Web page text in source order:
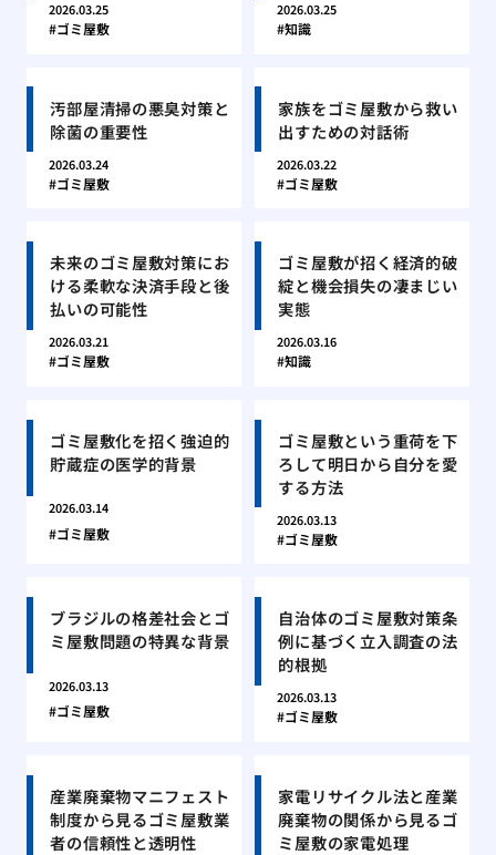
2026.03.25
ゴミ屋敷
2026.03.25
知識
汚部屋清掃の悪臭対策と
除菌の重要性
2026.03.24
ゴミ屋敷
家族をゴミ屋敷から救い
出すための対話術
2026.03.22
ゴミ屋敷
未来のゴミ屋敷対策にお
ける柔軟な決済手段と後
払いの可能性
2026.03.21
ゴミ屋敷
ゴミ屋敷が招く経済的破
綻と機会損失の凄まじい
実態
2026.03.16
知識
ゴミ屋敷化を招く強迫的
貯蔵症の医学的背景
2026.03.14
ゴミ屋敷
ゴミ屋敷という重荷を下
ろして明日から自分を愛
する方法
2026.03.13
ゴミ屋敷
ブラジルの格差社会とゴ
ミ屋敷問題の特異な背景
2026.03.13
ゴミ屋敷
自治体のゴミ屋敷対策条
例に基づく立入調査の法
的根拠
2026.03.13
ゴミ屋敷
産業廃棄物マニフェスト
制度から見るゴミ屋敷業
者の信頼性と透明性
家電リサイクル法と産業
廃棄物の関係から見るゴ
ミ屋敷の家電処理